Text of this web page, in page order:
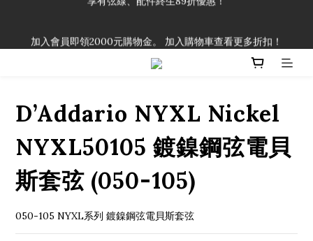
「一生弦命！」單筆購買弦線、配件滿$999（不含運費），即可
D’Addario NYXL Nickel
NYXL50105 鍍鎳鋼弦電貝
斯套弦 (050-105)
050-105 NYXL系列 鍍鎳鋼弦電貝斯套弦